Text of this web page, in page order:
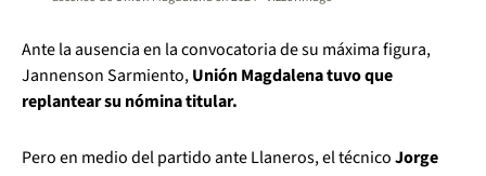
Ante la ausencia en la convocatoria de su máxima figura,
Jannenson Sarmiento,Unión Magdalena tuvo que
replantear su nómina titular.
Pero en medio del partido ante Llaneros, el técnicoJorge